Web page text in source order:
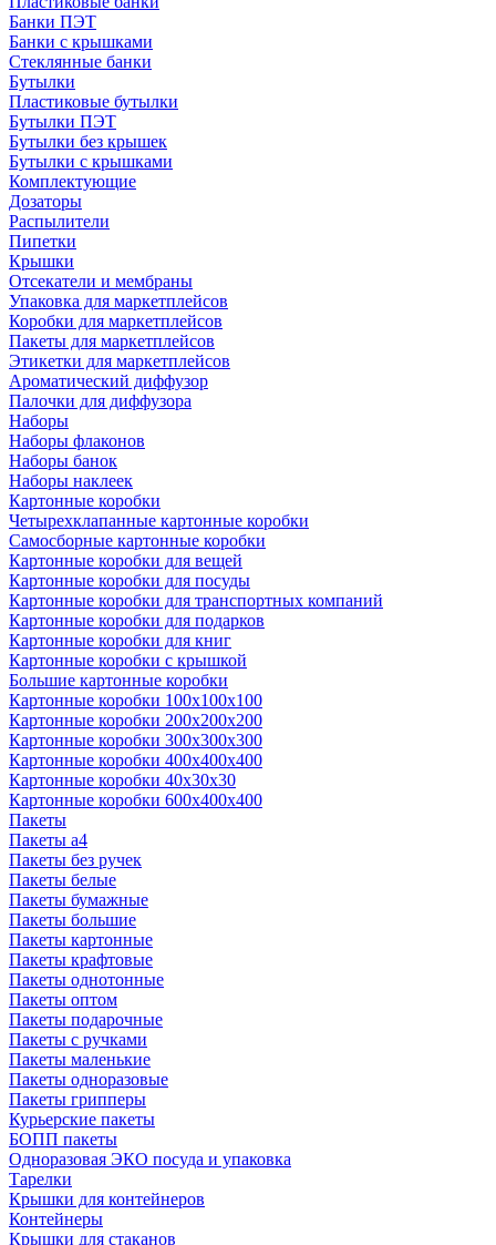
Банки ПЭТ
Банки с крышками
Стеклянные банки
Бутылки
Пластиковые бутылки
Бутылки ПЭТ
Бутылки без крышек
Бутылки с крышками
Комплектующие
Дозаторы
Распылители
Пипетки
Крышки
Отсекатели и мембраны
Упаковка для маркетплейсов
Коробки для маркетплейсов
Пакеты для маркетплейсов
Этикетки для маркетплейсов
Ароматический диффузор
Палочки для диффузора
Наборы
Наборы флаконов
Наборы банок
Наборы наклеек
Картонные коробки
Четырехклапанные картонные коробки
Самосборные картонные коробки
Картонные коробки для вещей
Картонные коробки для посуды
Картонные коробки для транспортных компаний
Картонные коробки для подарков
Картонные коробки для книг
Картонные коробки с крышкой
Большие картонные коробки
Картонные коробки 100x100x100
Картонные коробки 200x200x200
Картонные коробки 300x300x300
Картонные коробки 400x400x400
Картонные коробки 40x30x30
Картонные коробки 600x400x400
Пакеты
Пакеты а4
Пакеты без ручек
Пакеты белые
Пакеты бумажные
Пакеты большие
Пакеты картонные
Пакеты крафтовые
Пакеты однотонные
Пакеты оптом
Пакеты подарочные
Пакеты с ручками
Пакеты маленькие
Пакеты одноразовые
Пакеты грипперы
Курьерские пакеты
БОПП пакеты
Одноразовая ЭКО посуда и упаковка
Тарелки
Крышки для контейнеров
Контейнеры
Крышки для стаканов